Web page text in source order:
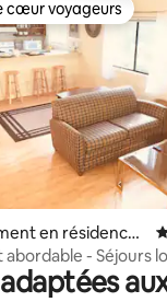
la base de 276
cœur voyageurs
cœur voyageurs
en résidence ⋅
abordable - Séjours